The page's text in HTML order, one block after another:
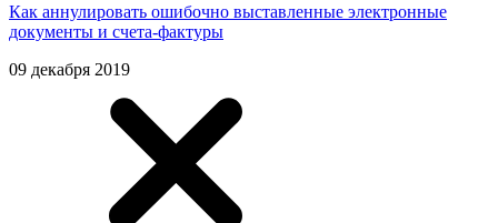
Как аннулировать ошибочно выставленные электронные
документы и счета-фактуры
09 декабря 2019